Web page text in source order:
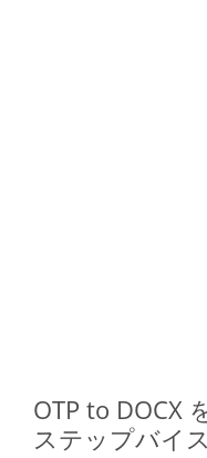
OTP to DOCX
ステップバイ